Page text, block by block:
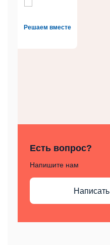
Решаем вместе
Есть вопрос?
Напишите нам
Написать